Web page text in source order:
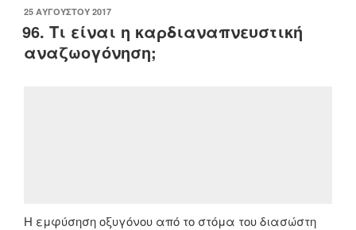
ΔΗΜΟΣΙΕΎΤΗΚΕ
ΣΤΙΣ
25 ΑΥΓΟΎΣΤΟΥ 2017
96. Τι είναι η καρδιαναπνευστική
αναζωογόνηση;
Η εμφύσηση οξυγόνου από το στόμα του διασώστη